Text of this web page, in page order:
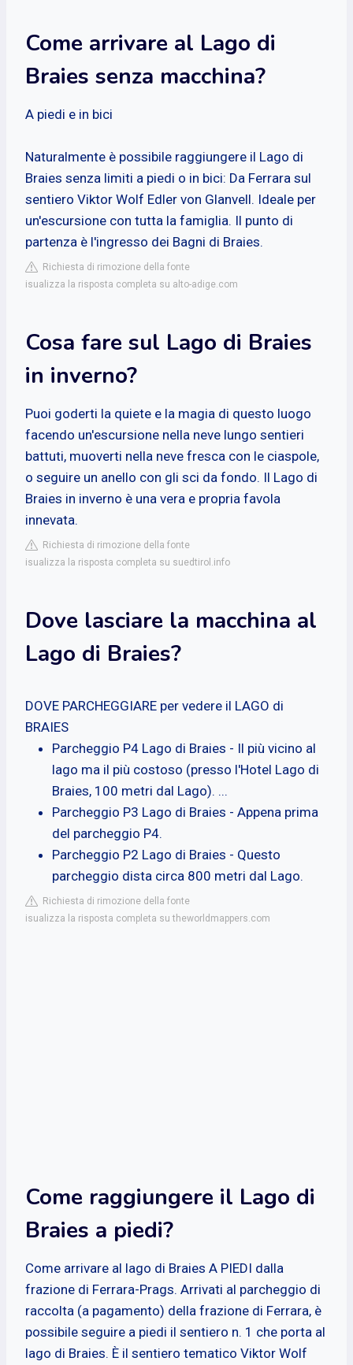
Come arrivare al Lago di
Braies senza macchina?
A piedi e in bici
Naturalmente è possibile raggiungere il Lago di
Braies senza limiti a piedi o in bici: Da Ferrara sul
sentiero Viktor Wolf Edler von Glanvell. Ideale per
un'escursione con tutta la famiglia. Il punto di
partenza è l'ingresso dei Bagni di Braies.
Richiesta di rimozione della fonte
isualizza la risposta completa su alto-adige.com
Cosa fare sul Lago di Braies
in inverno?
Puoi goderti la quiete e la magia di questo luogo
facendo un'escursione nella neve lungo sentieri
battuti, muoverti nella neve fresca con le ciaspole,
o seguire un anello con gli sci da fondo. Il Lago di
Braies in inverno è una vera e propria favola
innevata.
Richiesta di rimozione della fonte
isualizza la risposta completa su suedtirol.info
Dove lasciare la macchina al
Lago di Braies?
DOVE PARCHEGGIARE per vedere il LAGO di
BRAIES
Parcheggio P4 Lago di Braies - Il più vicino al
lago ma il più costoso (presso l'Hotel Lago di
Braies, 100 metri dal Lago). ...
Parcheggio P3 Lago di Braies - Appena prima
del parcheggio P4.
Parcheggio P2 Lago di Braies - Questo
parcheggio dista circa 800 metri dal Lago.
Richiesta di rimozione della fonte
isualizza la risposta completa su theworldmappers.com
Come raggiungere il Lago di
Braies a piedi?
Come arrivare al lago di Braies A PIEDI dalla
frazione di Ferrara-Prags. Arrivati al parcheggio di
raccolta (a pagamento) della frazione di Ferrara, è
possibile seguire a piedi il sentiero n. 1 che porta al
lago di Braies. È il sentiero tematico Viktor Wolf